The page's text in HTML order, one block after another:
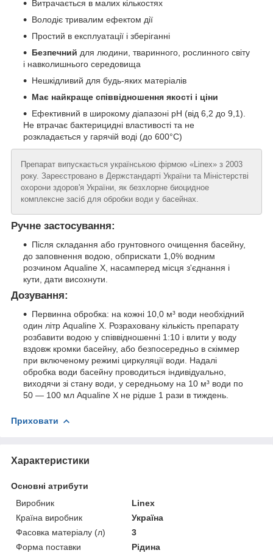
Витрачається в малих кількостях
Володіє тривалим ефектом дії
Простий в експлуатації і зберіганні
Безпечний для людини, тваринного, рослинного світу
і навколишнього середовища
Нешкідливий для будь-яких матеріалів
Має найкраще співвідношення якості і ціни
Ефективний в широкому діапазоні рН (від 6,2 до 9,1).
Не втрачає бактерицидні властивості та не
розкладається у гарячій воді (до 600°C)
Препарат випускається українською фірмою «Linex» з 2003
року. Зареєстровано в Держстандарті України та Міністерстві
охорони здоров'я України, як безхлорне биоцидное
комплексне засіб для обробки води у басейнах.
Ручне застосування:
Після складання або грунтовного очищення басейну,
до заповнення водою, обприскати 1,0% водним
розчином Aqualinе X, насамперед місця з'єднання і
кути, дати висохнути.
Дозування:
Первинна обробка: на кожні 10,0 м³ води необхідний
один літр Aqualine X. Розраховану кількість препарату
розбавити водою у співвідношенні 1:10 і влити у воду
вздовж кромки басейну, або безпосередньо в скіммер
при включеному режимі циркуляції води. Надалі
обробка води басейну проводиться індивідуально,
виходячи зі стану води, у середньому на 10 м³ води по
50 — 100 мл Aqualine X не рідше 1 рази в тиждень.
Приховати
Характеристики
Основні атрибути
Виробник
Linex
Країна виробник
Україна
Фасовка матеріалу (л)
3
Форма поставки
Рідина